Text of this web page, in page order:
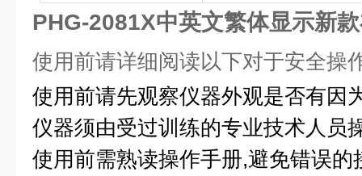
PHG-2081X中英文繁体显示新
使用前请详细阅读以下对于安全操
使用前请先观察仪器外观是否有因
仪器须由受过训练的专业技术人员
使用前需熟读操作手册,避免错误